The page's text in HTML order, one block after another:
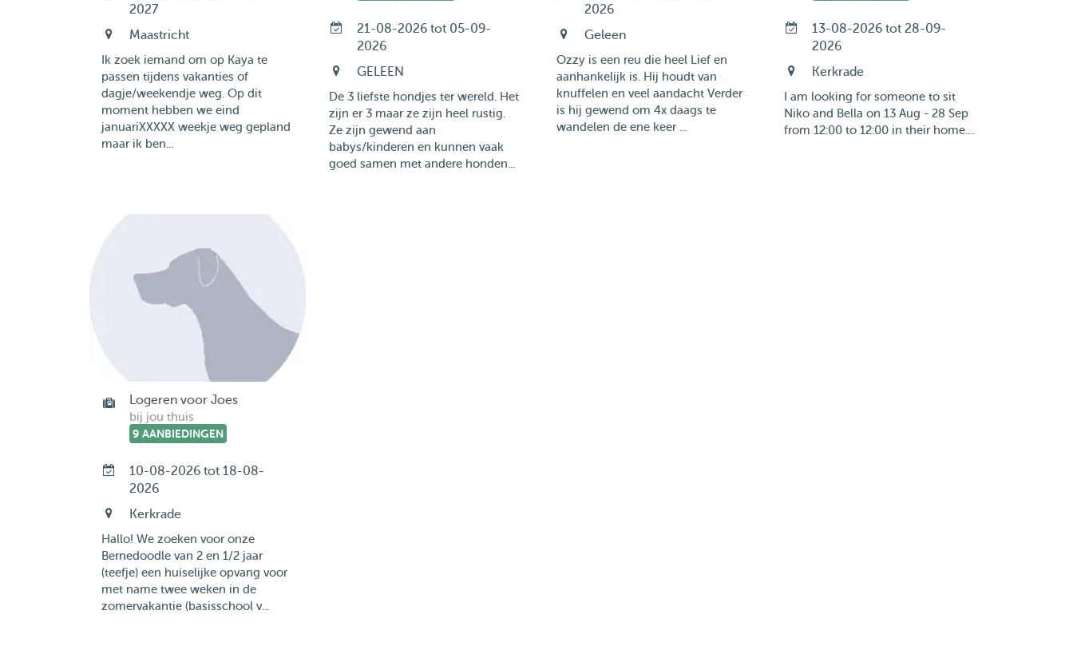
2027
Maastricht
Ik zoek iemand om op Kaya te
passen tijdens vakanties of
dagje/weekendje weg. Op dit
moment hebben we eind
januariXXXXX weekje weg gepland
maar ik ben...
21-08-2026 tot 05-09-
2026
GELEEN
De 3 liefste hondjes ter wereld. Het
zijn er 3 maar ze zijn heel rustig.
Ze zijn gewend aan
babys/kinderen en kunnen vaak
goed samen met andere honden...
2026
Geleen
Ozzy is een reu die heel Lief en
aanhankelijk is. Hij houdt van
knuffelen en veel aandacht Verder
is hij gewend om 4x daags te
wandelen de ene keer ...
13-08-2026 tot 28-09-
2026
Kerkrade
I am looking for someone to sit
Niko and Bella on 13 Aug - 28 Sep
from 12:00 to 12:00 in their home....
Logeren voor Joes
bij jou thuis
9 AANBIEDINGEN
10-08-2026 tot 18-08-
2026
Kerkrade
Hallo! We zoeken voor onze
Bernedoodle van 2 en 1/2 jaar
(teefje) een huiselijke opvang voor
met name twee weken in de
zomervakantie (basisschool v...